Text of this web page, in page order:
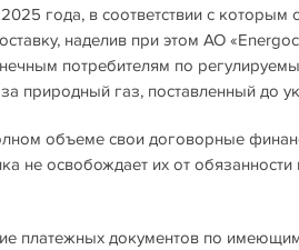
года, в соответствии с которым
наделив при этом АО
потребителям по
природный газ, поставленный до
объеме свои договорные
не освобождает их от
платежных документов по